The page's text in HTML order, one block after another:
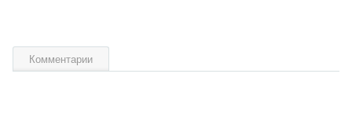
Комментарии